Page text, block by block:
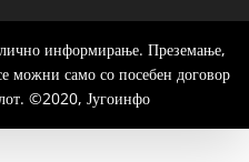
информирање. Преземање,
можни само со посебен договор
©2020, Југоинфо